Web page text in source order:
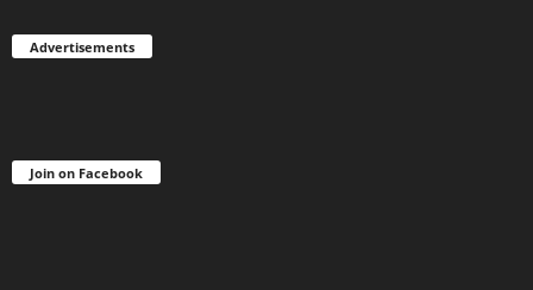
Advertisements
Join on Facebook